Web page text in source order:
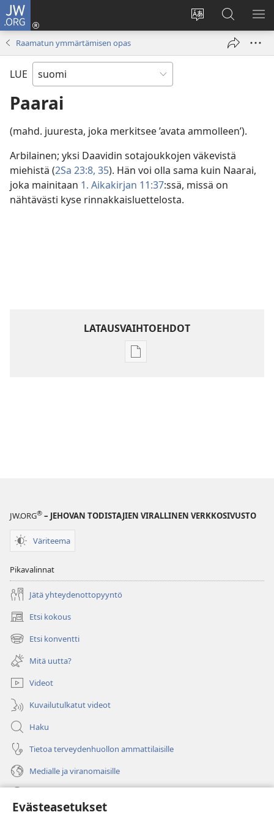
Evästeasetukset
JW.ORG
Vaihda
sivuston
Kirjaudu
(avaa
Hae
JW.ORG-
sivustolta
Raamatun ymmärtämisen opas
LUE
Paarai
(mahd. juuresta, joka merkitsee ’avata ammolleen’).
Arbilainen; yksi Daavidin sotajoukkojen väkevistä
miehistä (2Sa 23:8, 35). Hän voi olla sama kuin Naarai,
joka mainitaan 1. Aikakirjan 11:37:ssä, missä on
nähtävästi kyse rinnakkaisluettelosta.
LATAUSVAIHTOEHDOT
Julkaisujen
JW.ORG® – JEHOVAN TODISTAJIEN VIRALLINEN VERKKOSIVUSTO
Väriteema
Pikavalinnat
Jätä yhteydenottopyyntö
Etsi kokous
(avaa
uuden
ikkunan)
Etsi konventti
(avaa
uuden
ikkunan)
Mitä uutta?
Videot
Kuvailutulkatut videot
Haku
Tietoa terveydenhuollon ammattilaisille
Medialle ja viranomaisille